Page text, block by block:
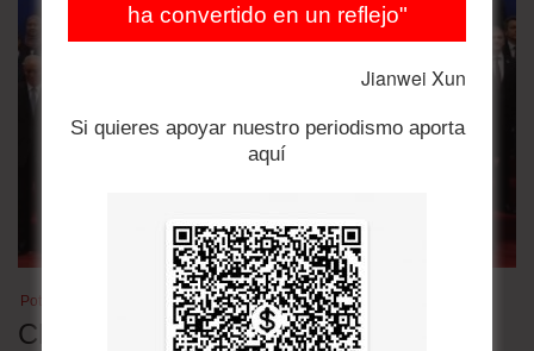
Potencias
China “regala” inteligencia artificial en
ha convertido en un reflejo"
Jianwei Xun
Si quieres apoyar nuestro periodismo aporta
aquí